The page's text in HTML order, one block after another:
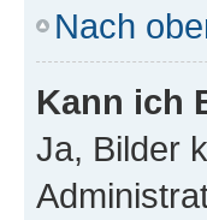
Nach
Kann ich
Ja, Bilder